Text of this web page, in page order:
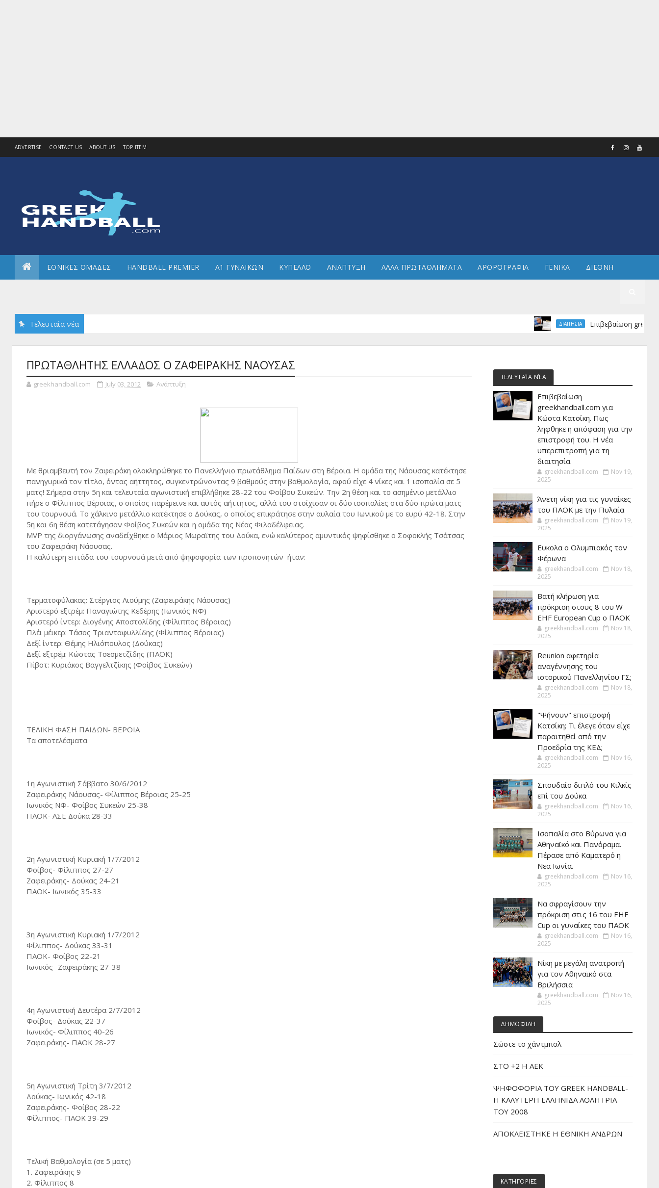
ADVERTISE CONTACT US ABOUT US TOP ITEM
ΕΘΝΙΚΕΣ ΟΜΑΔΕΣ HANDBALL PREMIER Α1 ΓΥΝΑΙΚΩΝ ΚΥΠΕΛΛΟ ΑΝΑΠΤΥΞΗ ΑΛΛΑ ΠΡΩΤΑΘΛΗΜΑΤΑ ΑΡΘΡΟΓΡΑΦΙΑ ΓΕΝΙΚΑ ΔΙΕΘΝΗ
Τελευταία νέα ΔΙΑΙΤΗΣΙΑ Επιβεβαίωση
ΠΡΩΤΑΘΛΗΤΗΣ ΕΛΛΑΔΟΣ Ο ΖΑΦΕΙΡΑΚΗΣ ΝΑΟΥΣΑΣ
greekhandball.com July 03, 2012 Ανάπτυξη
Με θριαμβευτή τον Ζαφειράκη ολοκληρώθηκε το Πανελλήνιο πρωτάθλημα Παίδων στη Βέροια. Η ομάδα της Νάουσας κατέκτησε
πανηγυρικά τον τίτλο, όντας αήττητος, συγκεντρώνοντας 9 βαθμούς στην βαθμολογία, αφού είχε 4 νίκες και 1 ισοπαλία σε 5
ματς! Σήμερα στην 5η και τελευταία αγωνιστική επιβλήθηκε 28-22 του Φοίβου Συκεών. Την 2η θέση και το ασημένιο μετάλλιο
πήρε ο Φίλιππος Βέροιας, ο οποίος παρέμεινε και αυτός αήττητος, αλλά του στοίχισαν οι δύο ισοπαλίες στα δύο πρώτα ματς
του τουρνουά. Το χάλκινο μετάλλιο κατέκτησε ο Δούκας, ο οποίος επικράτησε στην αυλαία του Ιωνικού με το ευρύ 42-18. Στην
5η και 6η θέση κατετάγησαν Φοίβος Συκεών και η ομάδα της Νέας Φιλαδέλφειας.
MVP της διοργάνωσης αναδείχθηκε ο Μάριος Μωραϊτης του Δούκα, ενώ καλύτερος αμυντικός ψηφίσθηκε ο Σοφοκλής Τσάτσας
του Ζαφειράκη Νάουσας.
Η καλύτερη επτάδα του τουρνουά μετά από ψηφοφορία των προπονητών ήταν:
Τερματοφύλακας: Στέργιος Λιούμης (Ζαφειράκης Νάουσας)
Αριστερό εξτρέμ: Παναγιώτης Κεδέρης (Ιωνικός ΝΦ)
Αριστερό ίντερ: Διογένης Αποστολίδης (Φίλιππος Βέροιας)
Πλέι μέικερ: Τάσος Τριανταφυλλίδης (Φίλιππος Βέροιας)
Δεξί ίντερ: Θέμης Ηλιόπουλος (Δούκας)
Δεξί εξτρέμ: Κώστας Τσεσμετζίδης (ΠΑΟΚ)
Πίβοτ: Κυριάκος Βαγγελτζίκης (Φοίβος Συκεών)
ΤΕΛΙΚΗ ΦΑΣΗ ΠΑΙΔΩΝ- ΒΕΡΟΙΑ
Τα αποτελέσματα
1η Αγωνιστική Σάββατο 30/6/2012
Ζαφειράκης Νάουσας- Φίλιππος Βέροιας 25-25
Ιωνικός ΝΦ- Φοίβος Συκεών 25-38
ΠΑΟΚ- ΑΣΕ Δούκα 28-33
2η Αγωνιστική Κυριακή 1/7/2012
Φοίβος- Φίλιππος 27-27
Ζαφειράκης- Δούκας 24-21
ΠΑΟΚ- Ιωνικός 35-33
3η Αγωνιστική Κυριακή 1/7/2012
Φίλιππος- Δούκας 33-31
ΠΑΟΚ- Φοίβος 22-21
Ιωνικός- Ζαφειράκης 27-38
4η Αγωνιστική Δευτέρα 2/7/2012
Φοίβος- Δούκας 22-37
Ιωνικός- Φίλιππος 40-26
Zαφειράκης- ΠΑΟΚ 28-27
5η Αγωνιστική Τρίτη 3/7/2012
Δούκας- Ιωνικός 42-18
Ζαφειράκης- Φοίβος 28-22
Φίλιππος- ΠΑΟΚ 39-29
Τελική Βαθμολογία (σε 5 ματς)
1. Ζαφειράκης 9
2. Φίλιππος 8
ΤΕΛΕΥΤΑΊΑ ΝΈΑ
Επιβεβαίωση
greekhandball.com για
Κώστα Κατσίκη. Πως
ληφθηκε η απόφαση για την
επιστροφή του. Η νέα
υπερεπιτροπή για τη
διαιτησία.
greekhandball.com
Nov 19,
2025
Άνετη νίκη για τις γυναίκες
του ΠΑΟΚ με την Πυλαία
greekhandball.com
Nov 19,
2025
Ευκολα ο Ολυμπιακός τον
Φέρωνα
greekhandball.com
Nov 18,
2025
Βατή κλήρωση για
πρόκριση στους 8 του W
EHF European Cup ο ΠΑΟΚ
greekhandball.com
Nov 18,
2025
Reunion αφετηρία
αναγέννησης του
ιστορικού Πανελληνίου ΓΣ;
greekhandball.com
Nov 18,
2025
"Ψήνουν" επιστροφή
Κατσίκη; Τι έλεγε όταν είχε
παραιτηθεί από την
Προεδρία της ΚΕΔ;
greekhandball.com
Nov 16,
2025
Σπουδαίο διπλό του Κιλκίς
επί του Δούκα
greekhandball.com
Nov 16,
2025
Ισοπαλία στο Βύρωνα για
Αθηναϊκό και Πανόραμα.
Πέρασε από Καματερό η
Νεα Ιωνία.
greekhandball.com
Nov 16,
2025
Να σφραγίσουν την
πρόκριση στις 16 του EHF
Cup οι γυναίκες του ΠΑΟΚ
greekhandball.com
Nov 16,
2025
Νίκη με μεγάλη ανατροπή
για τον Αθηναϊκό στα
Βριλήσσια
greekhandball.com
Nov 16,
2025
ΔΗΜΟΦΙΛΗ
Σώστε το χάντμπολ
ΣΤΟ +2 Η ΑΕΚ
ΨΗΦΟΦΟΡΙΑ ΤΟΥ GREEK HANDBALL-
H ΚΑΛΥΤΕΡΗ ΕΛΛΗΝΙΔΑ ΑΘΛΗΤΡΙΑ
ΤΟΥ 2008
ΑΠΟΚΛΕΙΣΤΗΚΕ Η ΕΘΝΙΚΗ ΑΝΔΡΩΝ
ΚΑΤΗΓΟΡΙΕΣ